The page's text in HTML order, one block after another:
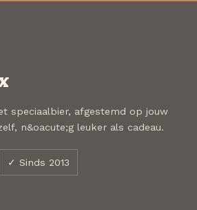
speciaalbier, afgestemd op jouw
n&oacute;g leuker als cadeau.
✓ Sinds 2013